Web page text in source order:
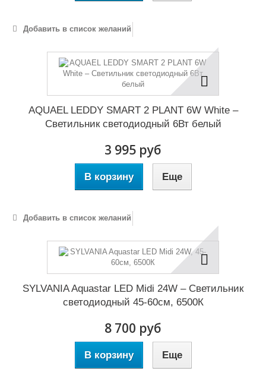
Добавить в список желаний
AQUAEL LEDDY SMART 2 PLANT 6W White –
Светильник светодиодный 6Вт белый
3 995 руб
В корзину Еще
Добавить в список желаний
SYLVANIA Aquastar LED Midi 24W – Светильник
светодиодный 45-60см, 6500К
8 700 руб
В корзину Еще